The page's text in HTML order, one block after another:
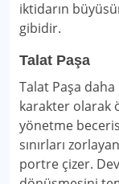
iktidarın
gibidir.
Talat Paşa
Talat Paşa
karakter olarak
yönetme
sınırları
portre çizer.